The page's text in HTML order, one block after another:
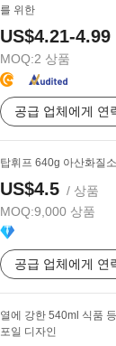
를 위한
US$4.21-4.99
MOQ:2 상품
공급 업체에게 연
탑휘프 640g 아산화질
US$4.5 / 상품
MOQ:9,000 상품
공급 업체에게 연
열에 강한 540ml 식품
포일 디자인